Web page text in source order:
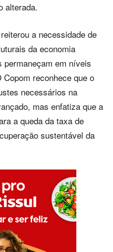
alterada.
a necessidade de
da economia
permaneçam em níveis
Copom reconhece que o
necessários na
mas enfatiza que a
a queda da taxa de
sustentável da